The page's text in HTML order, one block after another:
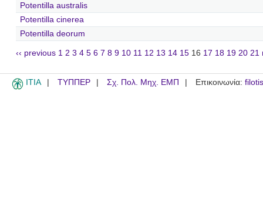
Potentilla australis
Potentilla cinerea
Potentilla deorum
‹‹ previous 1 2 3 4 5 6 7 8 9 10 11 12 13 14 15 16 17 18 19 20 21
ITIA ΤΥΠΠΕΡ Σχ. Πολ. Μηχ. ΕΜΠ Επικοινωνία: